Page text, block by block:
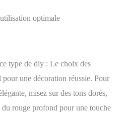
optimale
type de diy : Le choix des
pour une décoration réussie. Pour
misez sur des tons dorés,
du rouge profond pour une touche